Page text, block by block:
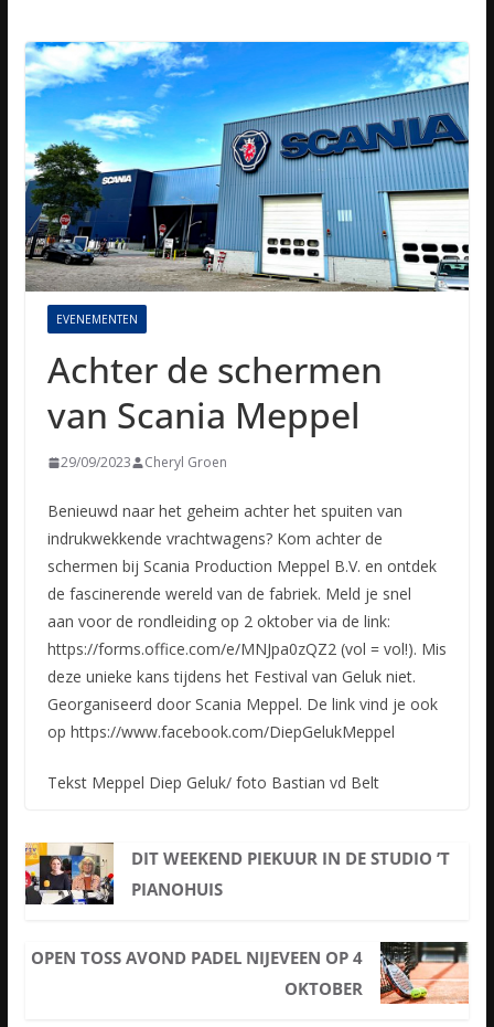
EVENEMENTEN
Achter de schermen
van Scania Meppel
29/09/2023 Cheryl Groen
Benieuwd naar het geheim achter het spuiten van
indrukwekkende vrachtwagens? Kom achter de
schermen bij Scania Production Meppel B.V. en ontdek
de fascinerende wereld van de fabriek. Meld je snel
aan voor de rondleiding op 2 oktober via de link:
https://forms.office.com/e/MNJpa0zQZ2 (vol = vol!). Mis
deze unieke kans tijdens het Festival van Geluk niet.
Georganiseerd door Scania Meppel. De link vind je ook
op https://www.facebook.com/DiepGelukMeppel
Tekst Meppel Diep Geluk/ foto Bastian vd Belt
DIT WEEKEND PIEKUUR IN DE STUDIO ’T
PIANOHUIS
OPEN TOSS AVOND PADEL NIJEVEEN OP 4
OKTOBER